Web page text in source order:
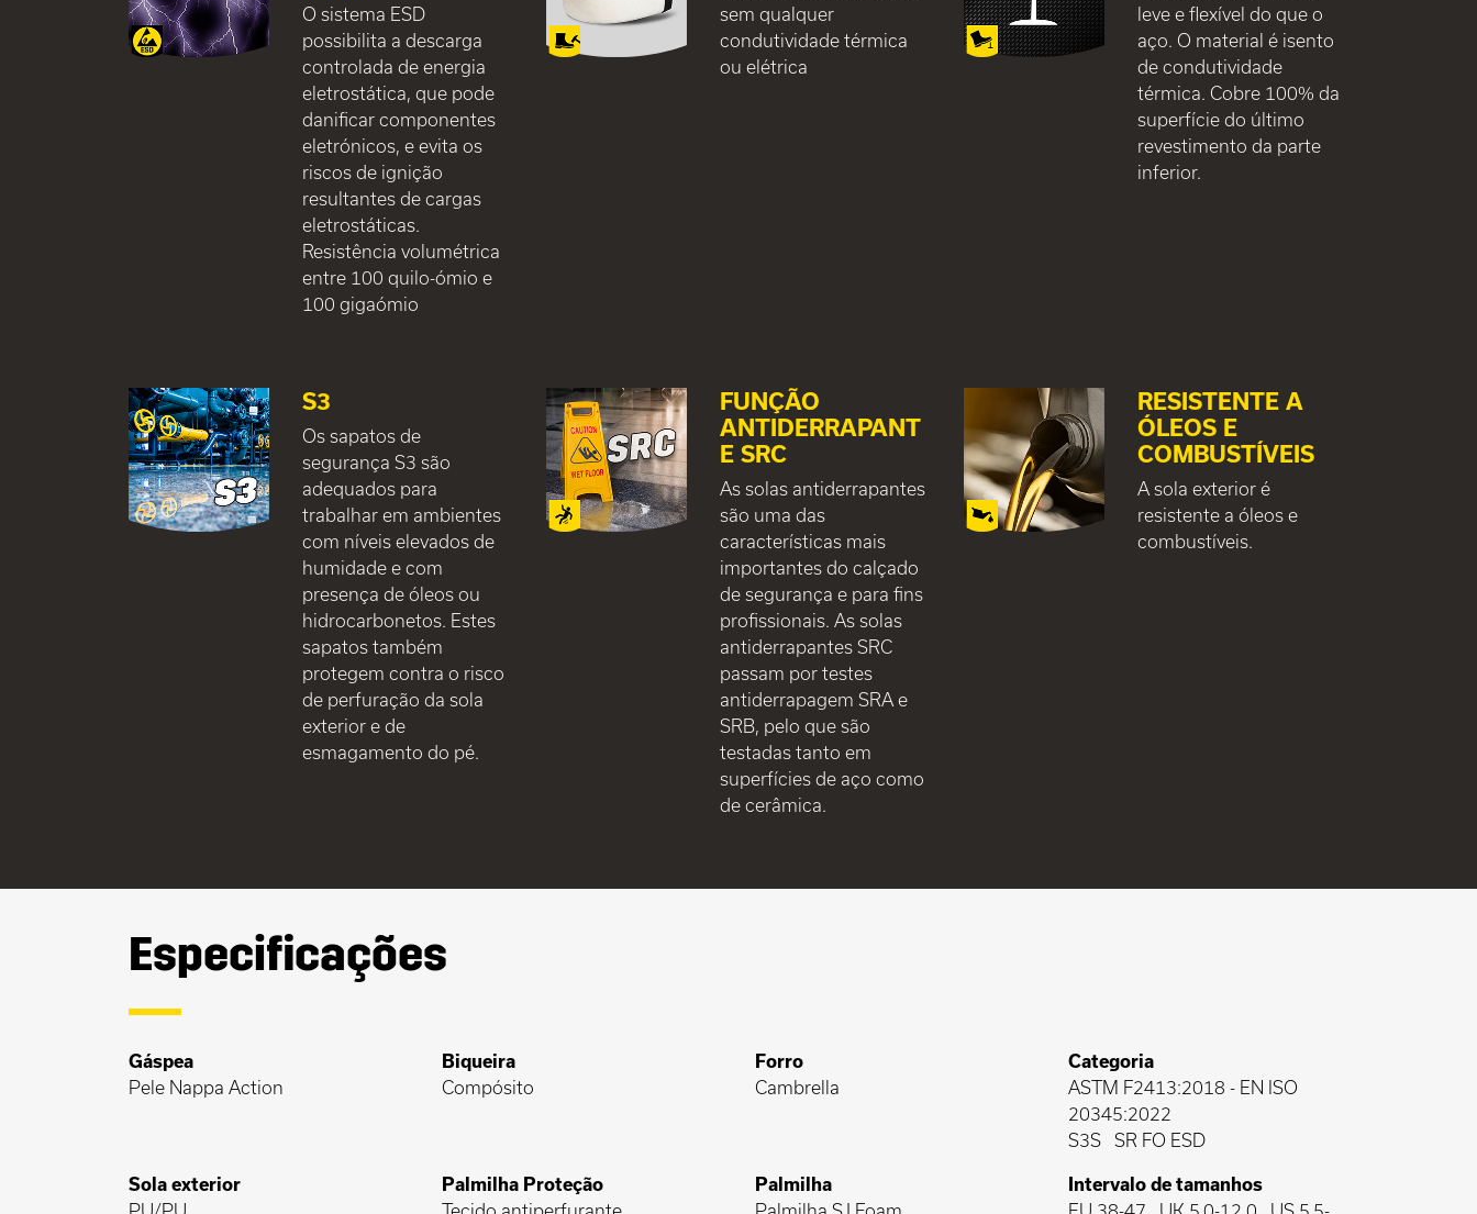
O sistema ESD
possibilita a descarga
controlada de energia
eletrostática, que pode
danificar componentes
eletrónicos, e evita os
riscos de ignição
resultantes de cargas
eletrostáticas.
Resistência volumétrica
entre 100 quilo-ómio e
100 gigaómio
sem qualquer
condutividade térmica
ou elétrica
leve e flexível do que o
aço. O material é isento
de condutividade
térmica. Cobre 100% da
superfície do último
revestimento da parte
inferior.
S3
Os sapatos de
segurança S3 são
adequados para
trabalhar em ambientes
com níveis elevados de
humidade e com
presença de óleos ou
hidrocarbonetos. Estes
sapatos também
protegem contra o risco
de perfuração da sola
exterior e de
esmagamento do pé.
FUNÇÃO
ANTIDERRAPANT
E SRC
As solas antiderrapantes
são uma das
características mais
importantes do calçado
de segurança e para fins
profissionais. As solas
antiderrapantes SRC
passam por testes
antiderrapagem SRA e
SRB, pelo que são
testadas tanto em
superfícies de aço como
de cerâmica.
RESISTENTE A
ÓLEOS E
COMBUSTÍVEIS
A sola exterior é
resistente a óleos e
combustíveis.
Especificações
Gáspea
Pele Nappa Action
Biqueira
Compósito
Forro
Cambrella
Categoria
ASTM F2413:2018 - EN ISO
20345:2022
S3S
SR FO ESD
Sola exterior
Palmilha Proteção
Palmilha
Intervalo de tamanhos